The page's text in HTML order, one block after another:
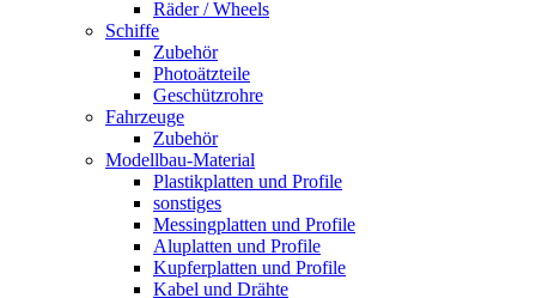
Räder / Wheels
Schiffe
Zubehör
Photoätzteile
Geschützrohre
Fahrzeuge
Zubehör
Modellbau-Material
Plastikplatten und Profile
sonstiges
Messingplatten und Profile
Aluplatten und Profile
Kupferplatten und Profile
Kabel und Drähte